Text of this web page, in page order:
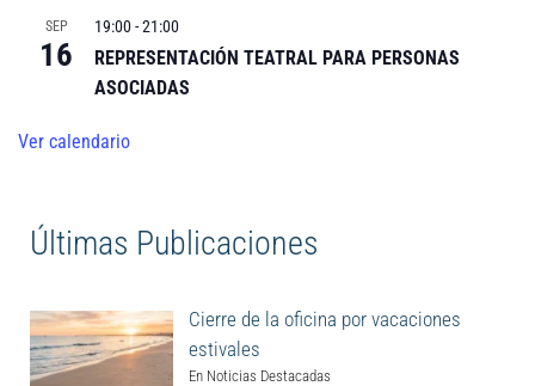
SEP
16
19:00-21:00
REPRESENTACIÓN TEATRAL PARA PERSONAS
ASOCIADAS
Ver calendario
Últimas Publicaciones
Cierre de la oficina por vacaciones
estivales
En Noticias Destacadas